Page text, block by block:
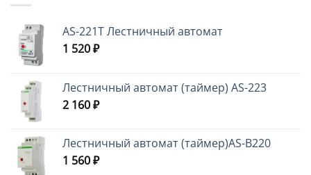
AS-221T Лестничный автомат
1 520₽
Лестничный автомат (таймер) AS-223
2 160₽
Лестничный автомат (таймер)AS-B220
1 560₽